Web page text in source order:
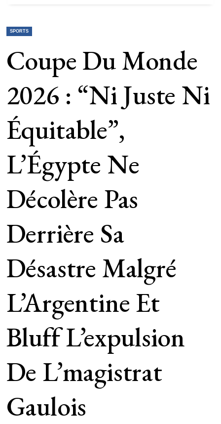
SPORTS
Coupe Du Monde
2026 : “Ni Juste Ni
Équitable”,
L’Égypte Ne
Décolère Pas
Derrière Sa
Désastre Malgré
L’Argentine Et
Bluff L’expulsion
De L’magistrat
Gaulois